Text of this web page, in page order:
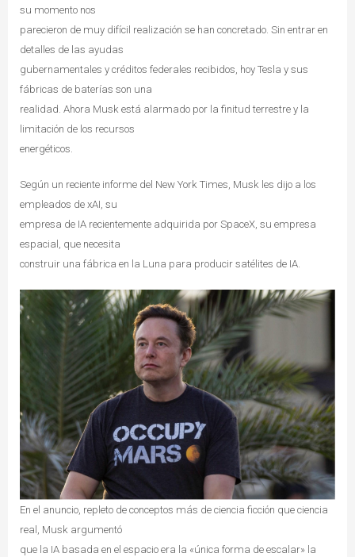
su momento nos
parecieron de muy difícil realización se han concretado. Sin entrar en
detalles de las ayudas
gubernamentales y créditos federales recibidos, hoy Tesla y sus
fábricas de baterías son una
realidad. Ahora Musk está alarmado por la finitud terrestre y la
limitación de los recursos
energéticos.
Según un reciente informe del New York Times, Musk les dijo a los
empleados de xAI, su
empresa de IA recientemente adquirida por SpaceX, su empresa
espacial, que necesita
construir una fábrica en la Luna para producir satélites de IA.
En el anuncio, repleto de conceptos más de ciencia ficción que ciencia
real, Musk argumentó
que la IA basada en el espacio era la «única forma de escalar» la